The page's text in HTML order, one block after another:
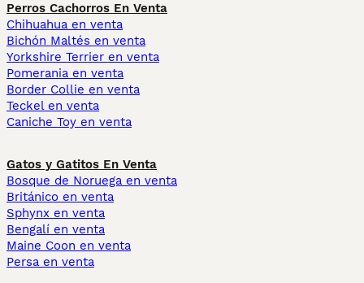
Perros Cachorros En Venta
Chihuahua en venta
Bichón Maltés en venta
Yorkshire Terrier en venta
Pomerania en venta
Border Collie en venta
Teckel en venta
Caniche Toy en venta
Gatos y Gatitos En Venta
Bosque de Noruega en venta
Británico en venta
Sphynx en venta
Bengalí en venta
Maine Coon en venta
Persa en venta